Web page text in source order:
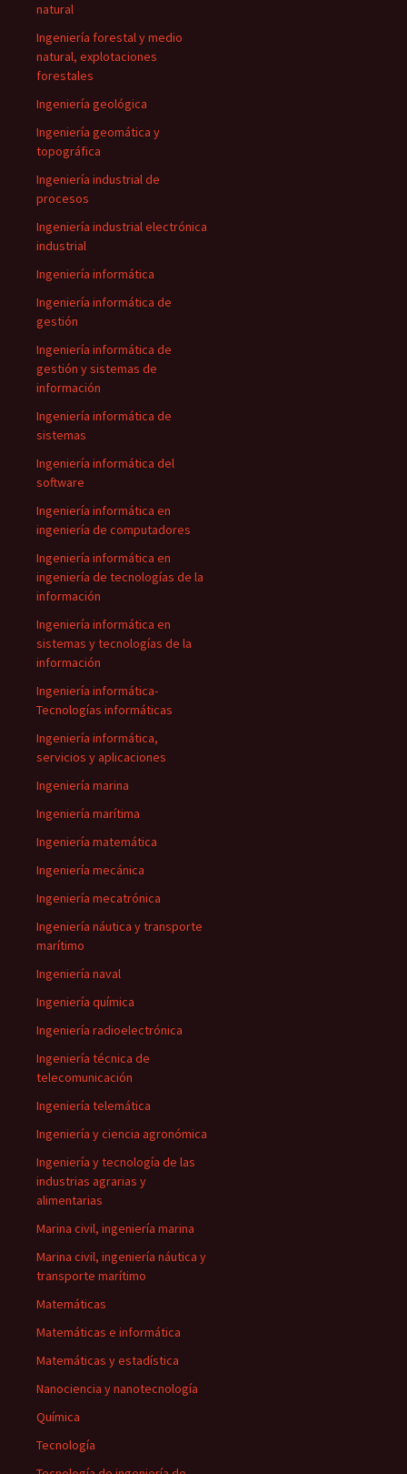
natural
Ingeniería forestal y medio
natural, explotaciones
forestales
Ingeniería geológica
Ingeniería geomática y
topográfica
Ingeniería industrial de
procesos
Ingeniería industrial electrónica
industrial
Ingeniería informática
Ingeniería informática de
gestión
Ingeniería informática de
gestión y sistemas de
información
Ingeniería informática de
sistemas
Ingeniería informática del
software
Ingeniería informática en
ingeniería de computadores
Ingeniería informática en
ingeniería de tecnologías de la
información
Ingeniería informática en
sistemas y tecnologías de la
información
Ingeniería informática-
Tecnologías informáticas
Ingeniería informática,
servicios y aplicaciones
Ingeniería marina
Ingeniería marítima
Ingeniería matemática
Ingeniería mecánica
Ingeniería mecatrónica
Ingeniería náutica y transporte
marítimo
Ingeniería naval
Ingeniería química
Ingeniería radioelectrónica
Ingeniería técnica de
telecomunicación
Ingeniería telemática
Ingeniería y ciencia agronómica
Ingeniería y tecnología de las
industrias agrarias y
alimentarias
Marina civil, ingeniería marina
Marina civil, ingeniería náutica y
transporte marítimo
Matemáticas
Matemáticas e informática
Matemáticas y estadística
Nanociencia y nanotecnología
Química
Tecnología